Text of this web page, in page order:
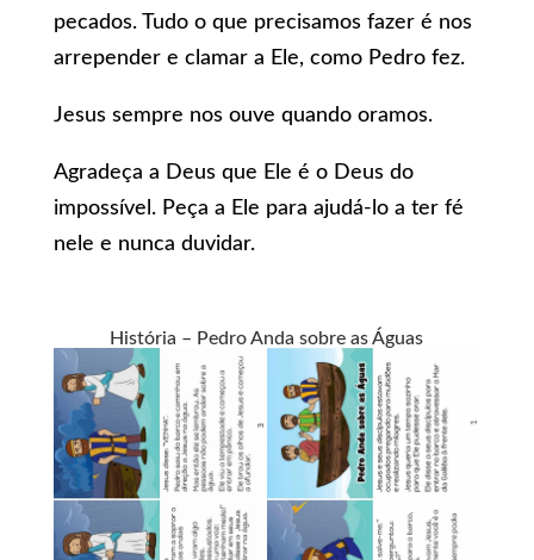
pecados. Tudo o que precisamos fazer é nos
arrepender e clamar a Ele, como Pedro fez.
Jesus sempre nos ouve quando oramos.
Agradeça a Deus que Ele é o Deus do
impossível. Peça a Ele para ajudá-lo a ter fé
nele e nunca duvidar.
História – Pedro Anda sobre as Águas